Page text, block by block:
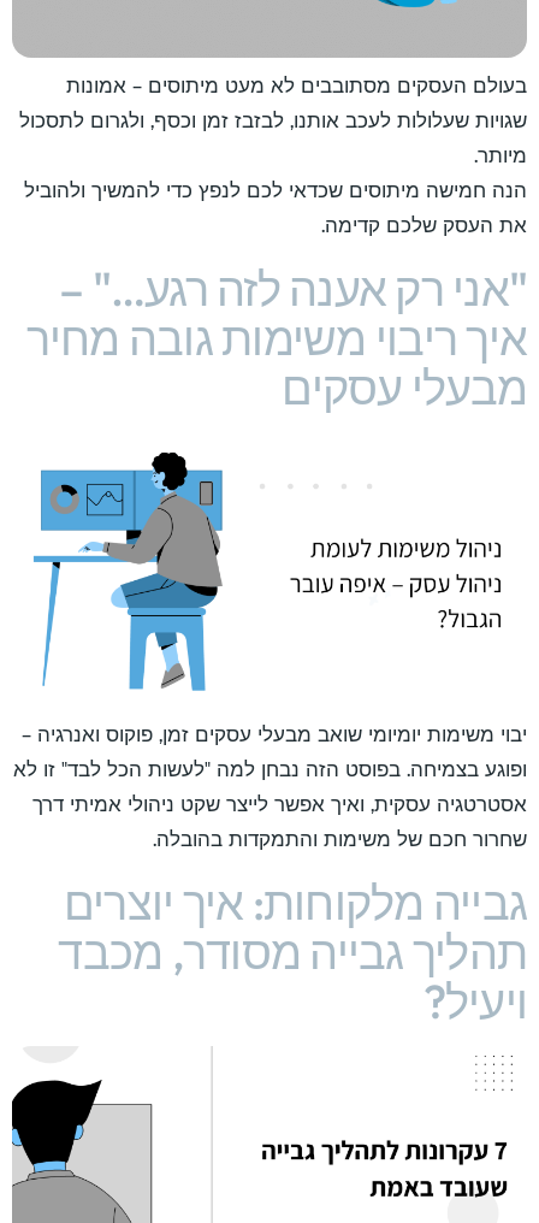
בעולם העסקים מסתובבים לא מעט מיתוסים – אמונות
שגויות שעלולות לעכב אותנו, לבזבז זמן וכסף, ולגרום לתסכול
מיותר.
הנה חמישה מיתוסים שכדאי לכם לנפץ כדי להמשיך ולהוביל
את העסק שלכם קדימה.
"אני רק אענה לזה רגע…" –
איך ריבוי משימות גובה מחיר
מבעלי עסקים​
יבוי משימות יומיומי שואב מבעלי עסקים זמן, פוקוס ואנרגיה –
ופוגע בצמיחה. בפוסט הזה נבחן למה "לעשות הכל לבד" זו לא
אסטרטגיה עסקית, ואיך אפשר לייצר שקט ניהולי אמיתי דרך
שחרור חכם של משימות והתמקדות בהובלה.
גבייה מלקוחות: איך יוצרים
תהליך גבייה מסודר, מכבד
ויעיל?